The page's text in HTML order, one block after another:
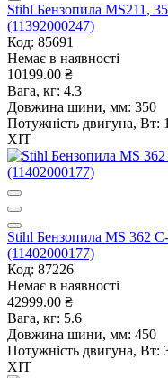
Stihl Бензопила MS211,
(11392000247)
Код: 85691
Немає в наявності
10199.00 ₴
Вага, кг: 4.3
Довжина шини, мм: 350
Потужність двигуна, Вт:
ХІТ
Stihl Бензопила MS 362
(11402000177)
Код: 87226
Немає в наявності
42999.00 ₴
Вага, кг: 5.6
Довжина шини, мм: 450
Потужність двигуна, Вт:
ХІТ